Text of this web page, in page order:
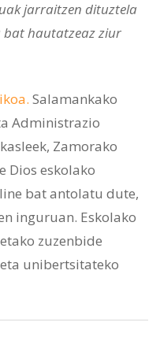
jarraitzen dituztela
bat hautatzeaz ziur
Salamankako
Administrazio
Zamorako
Dios eskolako
bat antolatu dute,
inguruan. Eskolako
zuzenbide
unibertsitateko